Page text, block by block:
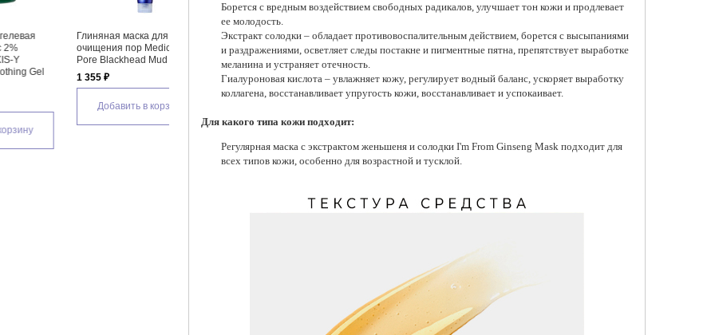
Ночная маска-плёнка для
лица с ретинолом и койевой
кислотой Medicube Kojic Acid
Turmeric Night Wrapping Mask
Ночная маска-плёнка для
лица против отеков с ПДРН и
Pink Caffeine Night Wrapping
Добавить в корзину
Очищающая маска для лица
с полынью AXIS-Y Mugwort
1 460 ₽
Добавить в корзину
Борется с вредным воздействием свободных радикалов, улучшает тон кожи и продлевает
ее молодость.
Экстракт солодки – обладает противовоспалительным действием, борется с высыпаниями
и раздражениями, осветляет следы постакне и пигментные пятна, препятствует выработке
меланина и устраняет отечность.
Гиалуроновая кислота – увлажняет кожу, регулирует водный баланс, ускоряет выработку
коллагена, восстанавливает упругость кожи, восстанавливает и успокаивает.
Для какого типа кожи подходит:
Регулярная маска с экстрактом женьшеня и солодки I'm From Ginseng Mask подходит для
всех типов кожи, особенно для возрастной и тусклой.